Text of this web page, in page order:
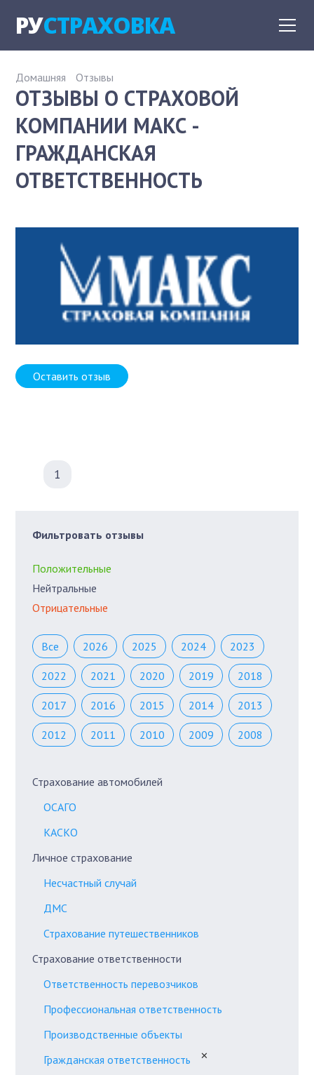
РУСТРАХОВКА
Домашняя Отзывы
ОТЗЫВЫ О СТРАХОВОЙ
КОМПАНИИ МАКС -
ГРАЖДАНСКАЯ
ОТВЕТСТВЕННОСТЬ
Оставить отзыв
1
Фильтровать отзывы
Положительные
Нейтральные
Отрицательные
Все 2026 2025 2024 2023
2022 2021 2020 2019 2018
2017 2016 2015 2014 2013
2012 2011 2010 2009 2008
Страхование автомобилей
ОСАГО
КАСКО
Личное страхование
Несчастный случай
ДМС
Страхование путешественников
Страхование ответственности
Ответственность перевозчиков
Профессиональная ответственность
Производственные объекты
Гражданская ответственность
✕